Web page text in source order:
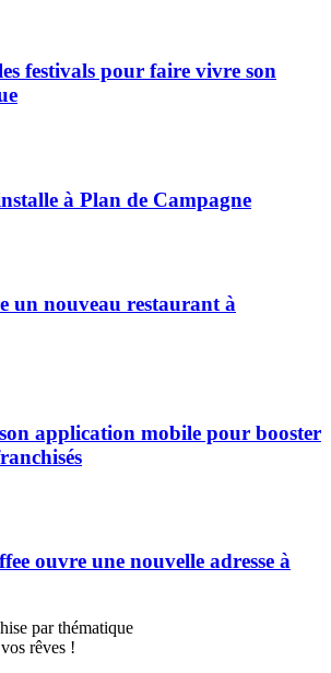
festivals pour faire vivre son
à Plan de Campagne
un nouveau restaurant à
application mobile pour booster
ouvre une nouvelle adresse à
par thématique
rêves !